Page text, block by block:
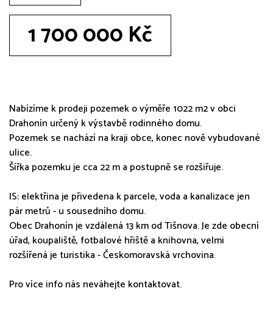
1 700 000 Kč
Nabízíme k prodeji pozemek o výměře 1022 m2 v obci
Drahonín určený k výstavbě rodinného domu.
Pozemek se nachází na kraji obce, konec nově vybudované
ulice.
Šířka pozemku je cca 22 m a postupně se rozšiřuje.
IS: elektřina je přivedena k parcele, voda a kanalizace jen
pár metrů - u sousedního domu.
Obec Drahonín je vzdálená 13 km od Tišnova. Je zde obecní
úřad, koupaliště, fotbalové hřiště a knihovna, velmi
rozšířená je turistika - Českomoravská vrchovina.
Pro více info nás neváhejte kontaktovat.